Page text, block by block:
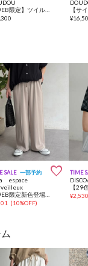
【WEB限定】ツイルサロペット
¥
SALE 一部予約 
espace
【WEB限定新色登場！】【6色展開・3サイズ展開カラー有】トロミイージーパンツ2
(10%OFF)
TIME
¥